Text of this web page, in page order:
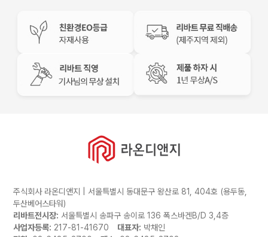
주식회사 라온디앤지 | 서울특별시 동대문구 왕산로 81, 404호 (용두동,
두산베어스타워)
리바트전시장: 서울특별시 송파구 송이로 136 폭스바겐B/D 3,4층
사업자등록: 217-81-41670 대표자: 박채인